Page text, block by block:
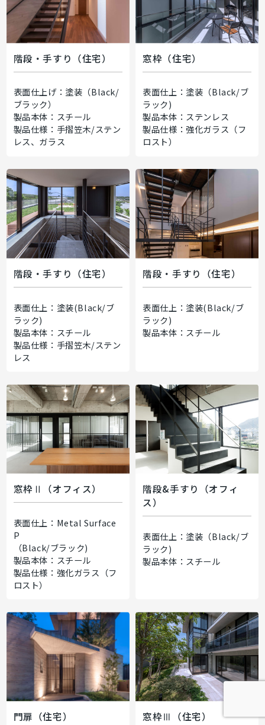
階段・手すり（住宅）
表面仕上げ：塗装（Black/
ブラック）
製品本体：スチール
製品仕様：手摺笠木/ステン
レス、ガラス
窓枠（住宅）
表面仕上：塗装（Black/ブ
ラック)
製品本体：ステンレス
製品仕様：強化ガラス（フ
ロスト）
階段・手すり（住宅）
表面仕上：塗装(Black/ブ
ラック)
製品本体：スチール
製品仕様：手摺笠木/ステン
レス
階段・手すり（住宅）
表面仕上：塗装(Black/ブ
ラック)
製品本体：スチール
窓枠Ⅱ（オフィス）
表面仕上：Metal Surface
P
（Black/ブラック)
製品本体：スチール
製品仕様：強化ガラス（フ
ロスト）
階段&手すり（オフィ
ス）
表面仕上：塗装（Black/ブ
ラック)
製品本体：スチール
門扉（住宅） 窓枠Ⅲ（住宅）